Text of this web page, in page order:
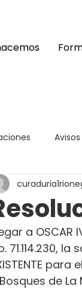
a OSCAR
71.114.230, la
de